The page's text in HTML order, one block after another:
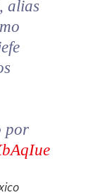
alias
por